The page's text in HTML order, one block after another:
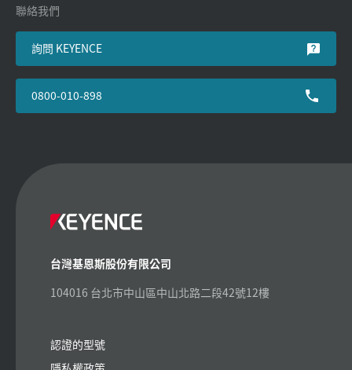
聯絡我們
詢問 KEYENCE
0800-010-898
台灣基恩斯股份有限公司
104016 台北市中山區中山北路二段42號12樓
認證的型號